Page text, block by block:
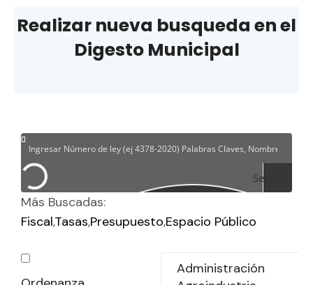
Realizar nueva busqueda en el
Digesto Municipal
Search
Más Buscadas:
FiscalTasas Presupuesto Espacio Público